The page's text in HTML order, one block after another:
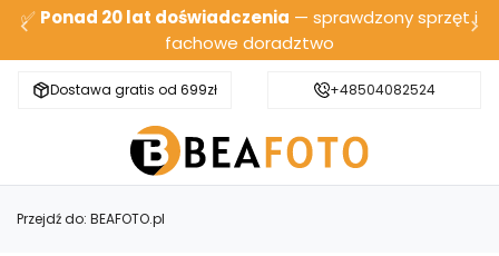
✅ Ponad 20 lat doświadczenia — sprawdzony sprzęt i
fachowe doradztwo
Dostawa gratis od 699zł Bezpieczna wysyłka
+48504082524
Przejdź do: BEAFOTO.pl